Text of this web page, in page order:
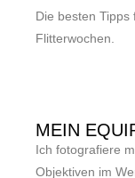
Die besten Tipps
Flitterwochen.
MEIN
Ich fotografiere
Objektiven im